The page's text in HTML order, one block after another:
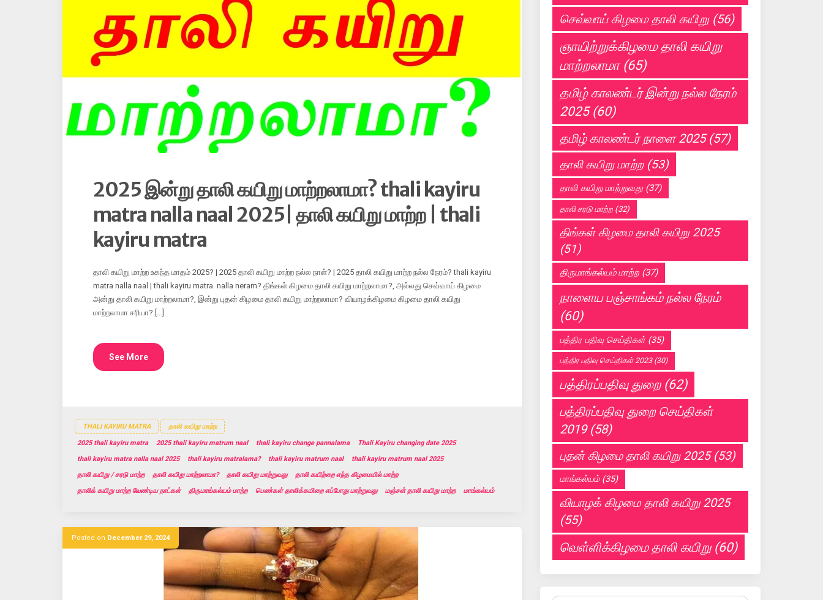
2025 இன்று தாலி கயிறு மாற்றலாமா? thali kayiru
matra nalla naal 2025| தாலி கயிறு மாற்ற | thali
kayiru matra
தாலி கயிறு மாற்ற உகந்த மாதம் 2025? | 2025 தாலி கயிறு மாற்ற நல்ல நாள்? | 2025 தாலி கயிறு மாற்ற நல்ல நேரம்? thali kayiru
matra nalla naal | thali kayiru matra nalla neram? திங்கள் கிழமை தாலி கயிறு மாற்றலாமா?, அல்லது செவ்வாய் கிழமை
அன்று தாலி கயிறு மாற்றலாமா?, இன்று புதன் கிழமை தாலி கயிறு மாற்றலாமா? வியாழக்கிழமை கிழமை தாலி கயிறு
மாற்றலாமா சரியா? […]
See More
THALI KAYIRU MATRA தாலி கயிறு மாற்ற
2025 thali kayiru matra 2025 thali kayiru matrum naal thali kayiru change pannalama
Thali Kayiru changing date 2025
thali kayiru matra nalla naal 2025
thali kayiru matralama? thali kayiru matrum naal
thali kayiru matrum naal 2025
தாலி கயிறு / சரடு மாற்ற
தாலி கயிறு மாற்றலாமா? தாலி கயிறு மாற்றுவது
தாலி கயிற்றை எந்த கிழமையில் மாற்ற
தாலிக் கயிறு மாற்ற வேண்டிய நாட்கள்
திருமாங்கல்யம் மாற்ற பெண்கள் தாலிக்கயிறை எப்போது மாற்றுவது மஞ்சள் தாலி கயிறு மாற்ற மாங்கல்யம்
Posted on December 29, 2024
செவ்வாய் கிழமை தாலி கயிறு(56)
ஞாயிற்றுக்கிழமை தாலி கயிறு
மாற்றலாமா(65)
தமிழ் காலண்டர் இன்று நல்ல நேரம்
2025(60)
தமிழ் காலண்டர் நாளை 2025(57)
தாலி கயிறு மாற்ற(53)
தாலி கயிறு மாற்றுவது(37)
தாலி சரடு மாற்ற (32)
திங்கள் கிழமை தாலி கயிறு 2025
(51)
திருமாங்கல்யம் மாற்ற (37)
நாளைய பஞ்சாங்கம் நல்ல நேரம்
(60)
பத்திர பதிவு செய்திகள்(35)
பத்திர பதிவு செய்திகள் 2023(30)
பத்திரப்பதிவு துறை(62)
பத்திரப்பதிவு துறை செய்திகள்
2019(58)
புதன் கிழமை தாலி கயிறு 2025(53)
மாங்கல்யம்(35)
வியாழக் கிழமை தாலி கயிறு 2025
(55)
வெள்ளிக்கிழமை தாலி கயிறு(60)